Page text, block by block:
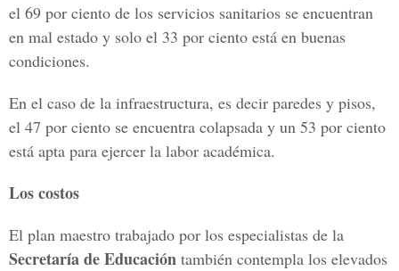
el 69 por ciento de los servicios sanitarios se encuentran
en mal estado y solo el 33 por ciento está en buenas
condiciones.
En el caso de la infraestructura, es decir paredes y pisos,
el 47 por ciento se encuentra colapsada y un 53 por ciento
está apta para ejercer la labor académica.
Los costos
El plan maestro trabajado por los especialistas de la
Secretaría de Educación también contempla los elevados